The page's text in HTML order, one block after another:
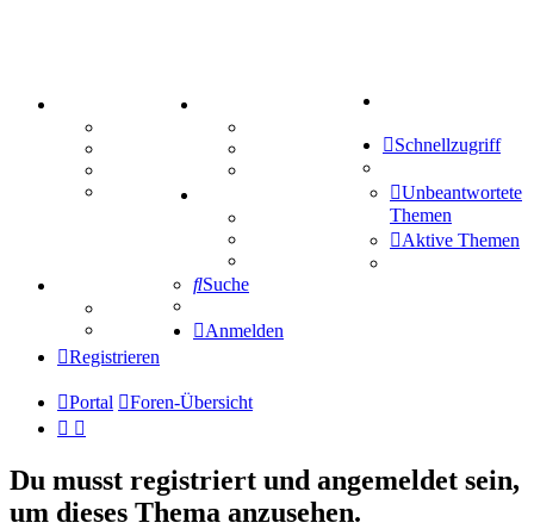
Mastodon
Treffenübersicht
Zitatesammlung
Schiffe versenken
Tipprunde
Comunio
Schnellzugriff
Unbeantwortete
Themen
Aktive Themen
Suche
Anmelden
Registrieren
Portal Foren-Übersicht
Du musst registriert und angemeldet sein,
um dieses Thema anzusehen.